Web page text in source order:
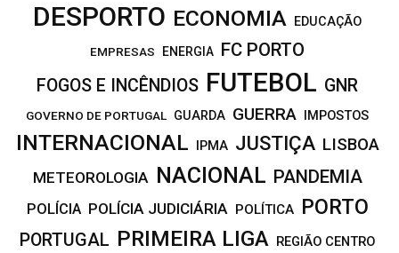
DESPORTO ECONOMIA EDUCAÇÃO
EMPRESAS ENERGIA FC PORTO
FOGOS E INCÊNDIOS FUTEBOL GNR
GOVERNO DE PORTUGAL GUARDA GUERRA IMPOSTOS
INTERNACIONAL IPMA JUSTIÇA LISBOA
METEOROLOGIA NACIONAL PANDEMIA
POLÍCIA POLÍCIA JUDICIÁRIA POLÍTICA PORTO
PORTUGAL PRIMEIRA LIGA REGIÃO CENTRO